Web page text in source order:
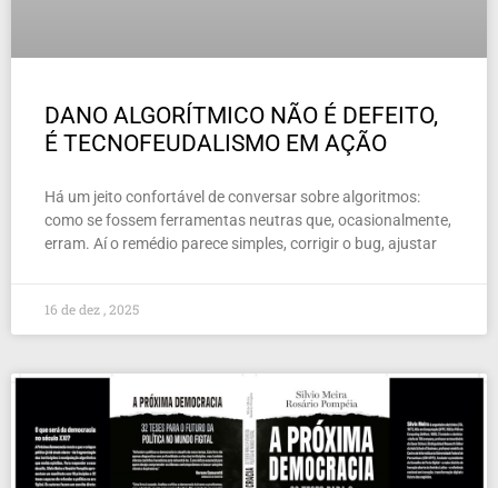
DANO ALGORÍTMICO NÃO É DEFEITO,
É TECNOFEUDALISMO EM AÇÃO
Há um jeito confortável de conversar sobre algoritmos:
como se fossem ferramentas neutras que, ocasionalmente,
erram. Aí o remédio parece simples, corrigir o bug, ajustar
16 de dez , 2025